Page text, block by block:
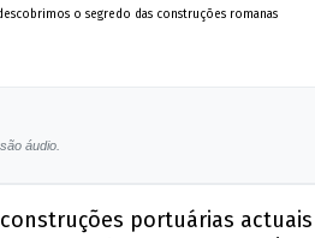
áudio.
portuárias